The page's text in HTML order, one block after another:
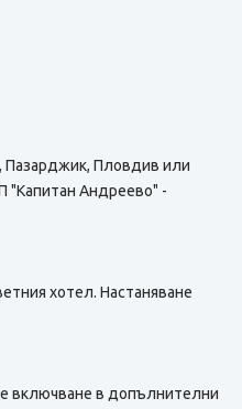
Пазарджик, Пловдив или
"Капитан Андреево" -
хотел. Настаняване
включване в допълнителни